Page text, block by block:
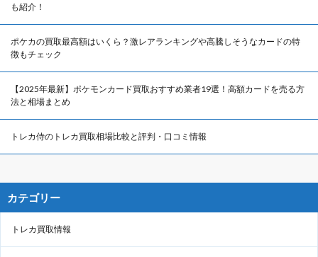
も紹介！
ポケカの買取最高額はいくら？激レアランキングや高騰しそうなカードの特
徴もチェック
【2025年最新】ポケモンカード買取おすすめ業者19選！高額カードを売る方
法と相場まとめ
トレカ侍のトレカ買取相場比較と評判・口コミ情報
カテゴリー
トレカ買取情報